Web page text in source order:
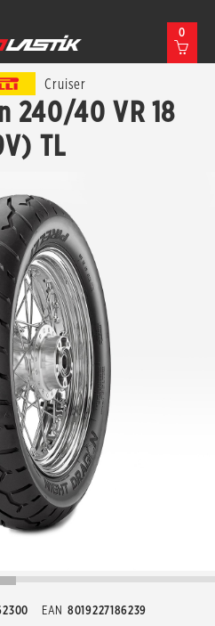
0
Cruiser
240/40 VR 18
TL
EAN 8019227186239